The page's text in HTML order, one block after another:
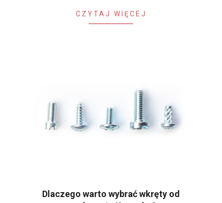
CZYTAJ WIĘCEJ
Dlaczego warto wybrać wkręty od